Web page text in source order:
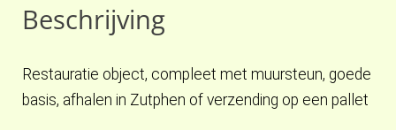
Beschrijving
Restauratie object, compleet met muursteun, goede
basis, afhalen in Zutphen of verzending op een pallet